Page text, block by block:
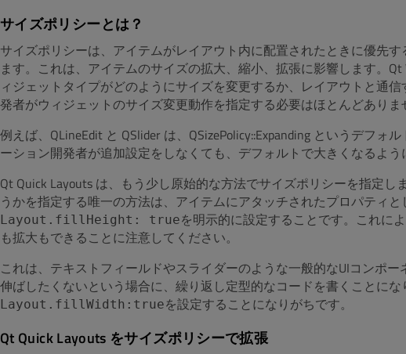
サイズポリシーとは？
サイズポリシーは、アイテムがレイアウト内に配置されたときに優先
ます。これは、アイテムのサイズの拡大、縮小、拡張に影響します。
ィジェットタイプがどのようにサイズを変更するか、レイアウトと通
発者がウィジェットのサイズ変更動作を指定する必要はほとんどありま
例えば、QLineEdit と QSlider は、QSizePolicy::Expanding というデフ
ーション開発者が追加設定をしなくても、デフォルトで大きくなるよう
Qt Quick Layouts は、もう少し原始的な方法でサイズポリシーを指定
うかを指定する唯一の方法は、アイテムにアタッチされたプロパティと
Layout.fillHeight: trueを明示的に設定することです。これに
も拡大もできることに注意してください。
これは、テキストフィールドやスライダーのような一般的なUIコンポ
伸ばしたくないという場合に、繰り返し定型的なコードを書くことにな
Layout.fillWidth:trueを設定することになりがちです。
Qt Quick Layouts をサイズポリシーで拡張